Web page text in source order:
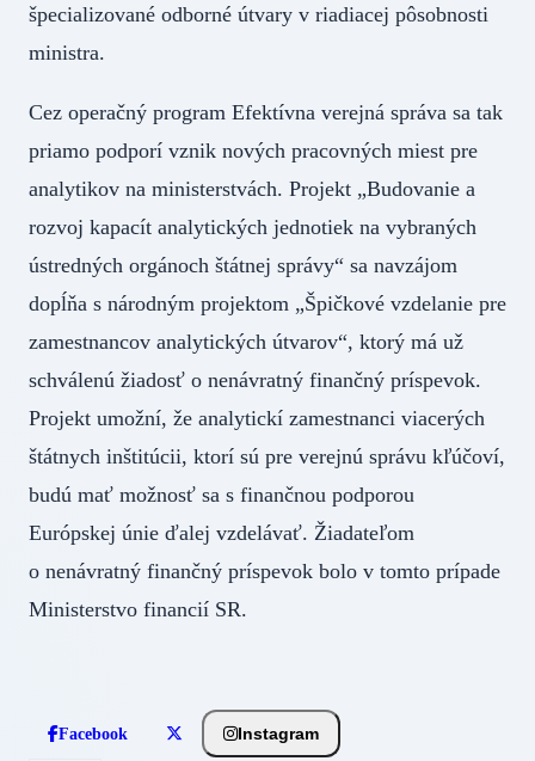
špecializované odborné útvary v riadiacej pôsobnosti
ministra.
Cez operačný program Efektívna verejná správa sa tak
priamo podporí vznik nových pracovných miest pre
analytikov na ministerstvách. Projekt „Budovanie a
rozvoj kapacít analytických jednotiek na vybraných
ústredných orgánoch štátnej správy“ sa navzájom
dopĺňa s národným projektom „Špičkové vzdelanie pre
zamestnancov analytických útvarov“, ktorý má už
schválenú žiadosť o nenávratný finančný príspevok.
Projekt umožní, že analytickí zamestnanci viacerých
štátnych inštitúcii, ktorí sú pre verejnú správu kľúčoví,
budú mať možnosť sa s finančnou podporou
Európskej únie ďalej vzdelávať. Žiadateľom
o nenávratný finančný príspevok bolo v tomto prípade
Ministerstvo financií SR.
Facebook Instagram